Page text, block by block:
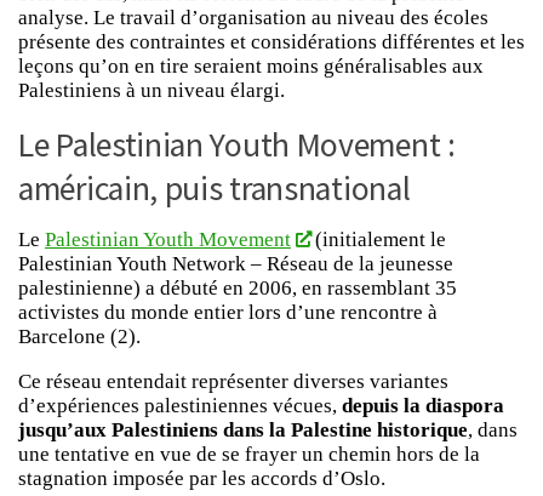
analyse. Le travail d’organisation au niveau des écoles
présente des contraintes et considérations différentes et les
leçons qu’on en tire seraient moins généralisables aux
Palestiniens à un niveau élargi.
Le Palestinian Youth Movement :
américain, puis transnational
Le Palestinian Youth Movement
(initialement le
Palestinian Youth Network – Réseau de la jeunesse
palestinienne) a débuté en 2006, en rassemblant 35
activistes du monde entier lors d’une rencontre à
Barcelone (2).
Ce réseau entendait représenter diverses variantes
d’expériences palestiniennes vécues, depuis la diaspora
jusqu’aux Palestiniens dans la Palestine historique, dans
une tentative en vue de se frayer un chemin hors de la
stagnation imposée par les accords d’Oslo.